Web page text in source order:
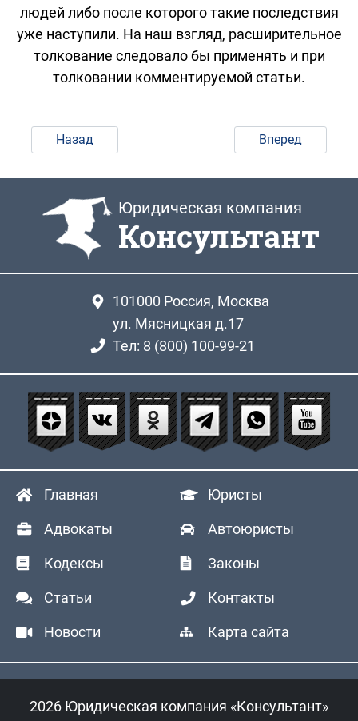
людей либо после которого такие последствия
уже наступили. На наш взгляд, расширительное
толкование следовало бы применять и при
толковании комментируемой статьи.
Назад Вперед
Юридическая компания
Консультант
101000 Россия, Москва
ул. Мясницкая д.17
Тел: 8 (800) 100-99-21
Главная Юристы
Адвокаты Автоюристы
Кодексы Законы
Статьи Контакты
Новости Карта сайта
2026 Юридическая компания «Консультант»